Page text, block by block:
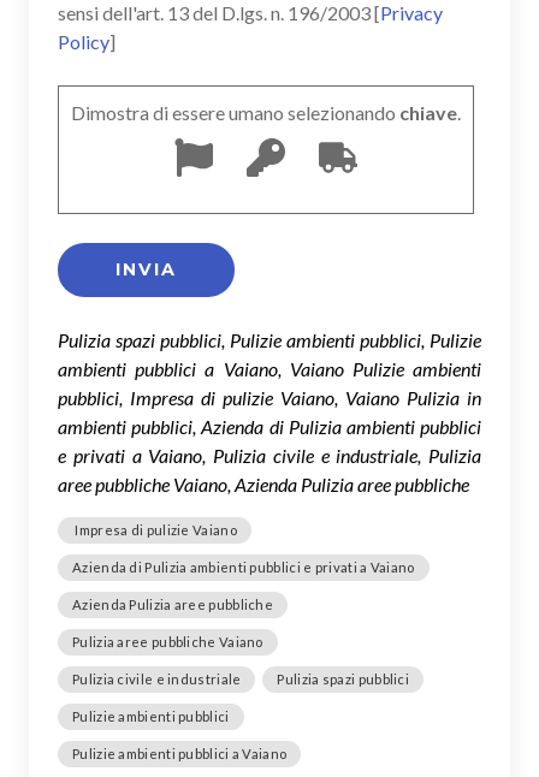
sensi dell'art. 13 del D.lgs. n. 196/2003 [Privacy
Policy]
Dimostra di essere umano selezionando chiave.
Pulizia spazi pubblici, Pulizie ambienti pubblici, Pulizie
ambienti pubblici a Vaiano, Vaiano Pulizie ambienti
pubblici, Impresa di pulizie Vaiano, Vaiano Pulizia in
ambienti pubblici, Azienda di Pulizia ambienti pubblici
e privati a Vaiano, Pulizia civile e industriale, Pulizia
aree pubbliche Vaiano, Azienda Pulizia aree pubbliche
Impresa di pulizie Vaiano
Azienda di Pulizia ambienti pubblici e privati a Vaiano
Azienda Pulizia aree pubbliche
Pulizia aree pubbliche Vaiano
Pulizia civile e industriale Pulizia spazi pubblici
Pulizie ambienti pubblici
Pulizie ambienti pubblici a Vaiano